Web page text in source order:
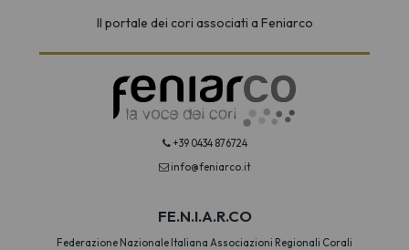
Il portale dei cori associati a Feniarco
+39 0434 876724
info@feniarco.it
FE.N.I.A.R.CO
Federazione Nazionale Italiana Associazioni Regionali Corali